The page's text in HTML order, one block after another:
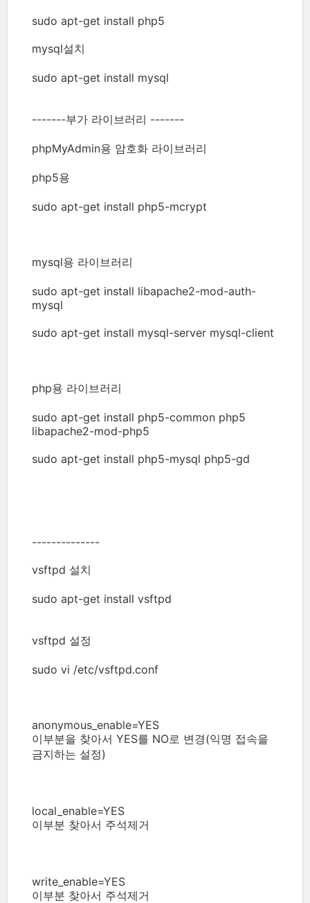
sudo apt-get install php5
mysql설치
sudo apt-get install mysql
-------부가 라이브러리 -------
phpMyAdmin용 암호화 라이브러리
php5용
sudo apt-get install php5-mcrypt
mysql용 라이브러리
sudo apt-get install libapache2-mod-auth-
mysql
sudo apt-get install mysql-server mysql-client
php용 라이브러리
sudo apt-get install php5-common php5
libapache2-mod-php5
sudo apt-get install php5-mysql php5-gd
--------------
vsftpd 설치
sudo apt-get install vsftpd
vsftpd 설정
sudo vi /etc/vsftpd.conf
anonymous_enable=YES
이부분을 찾아서 YES를 NO로 변경(익명 접속을
금지하는 설정)
local_enable=YES
이부분 찾아서 주석제거
write_enable=YES
이부분 찾아서 주석제거